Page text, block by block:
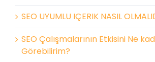
SEO UYUMLU IÇERIK NASIL
SEO Çalışmalarının Etkisini Ne
Görebilirim?